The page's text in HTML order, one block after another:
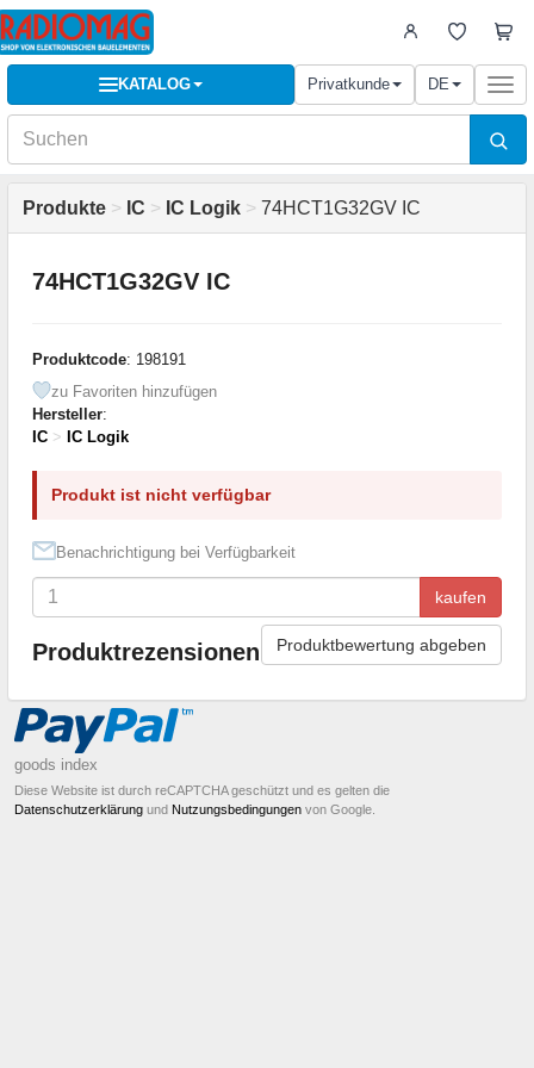
KATALOG Privatkunde DE
Produkte > IC > IC Logik > 74HCT1G32GV IC
74HCT1G32GV IC
Produktcode: 198191
zu Favoriten hinzufügen
Hersteller:
IC > IC Logik
Produkt ist nicht verfügbar
Benachrichtigung bei Verfügbarkeit
kaufen
Produktrezensionen Produktbewertung abgeben
goods index
Diese Website ist durch reCAPTCHA geschützt und es gelten die
Datenschutzerklärung und Nutzungsbedingungen von Google.